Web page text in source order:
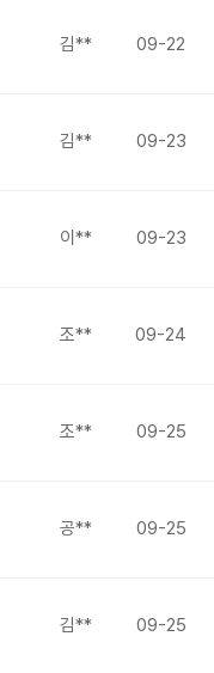
김** 09-22
김** 09-23
이** 09-23
조** 09-24
조** 09-25
공** 09-25
김** 09-25